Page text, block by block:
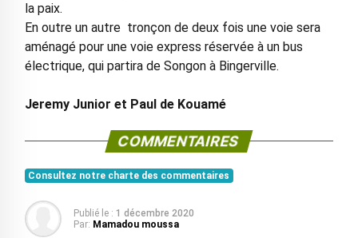
la paix.
En outre un autre tronçon de deux fois une voie sera
aménagé pour une voie express réservée à un bus
électrique, qui partira de Songon à Bingerville.
Jeremy Junior et Paul de Kouamé
COMMENTAIRES
Consultez notre charte des commentaires
Publié le : 1 décembre 2020
Par: Mamadou moussa